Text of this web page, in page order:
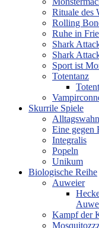
Rituale des
Rolling
Ruhe in
Shark
Shark
Sport ist
Totentanz
Skurrile Spiele
Eine gegen
Integralis
Popeln
Unikum
Biologische Reihe
Auweier
Kampf der